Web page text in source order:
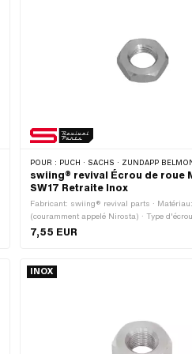
POUR : PUCH · SACHS · ZÜNDAPP BELMONDO
swiing® revival Écrou de roue
SW17 Retraite Inox
Fabricant: swiing® revival parts ·
(couramment appelé Nirosta) · Type
hexagonal 0.5D · Type de filetage:
mm
7,55 EUR
INOX